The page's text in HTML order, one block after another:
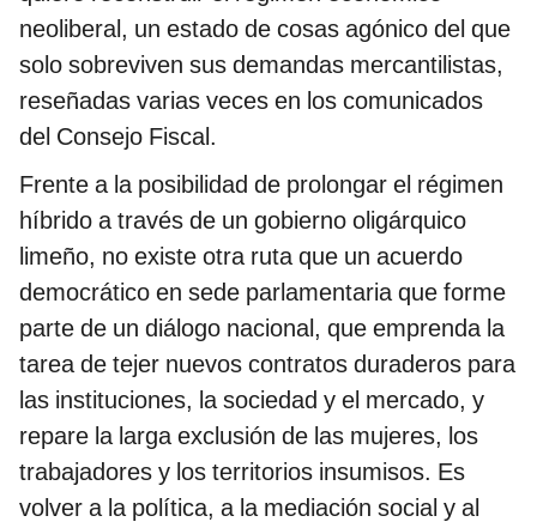
neoliberal, un estado de cosas agónico del que
solo sobreviven sus demandas mercantilistas,
reseñadas varias veces en los comunicados
del Consejo Fiscal.
Frente a la posibilidad de prolongar el régimen
híbrido a través de un gobierno oligárquico
limeño, no existe otra ruta que un acuerdo
democrático en sede parlamentaria que forme
parte de un diálogo nacional, que emprenda la
tarea de tejer nuevos contratos duraderos para
las instituciones, la sociedad y el mercado, y
repare la larga exclusión de las mujeres, los
trabajadores y los territorios insumisos. Es
volver a la política, a la mediación social y al